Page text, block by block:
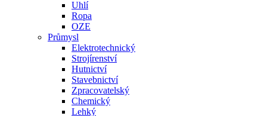
Uhlí
Ropa
OZE
Průmysl
Elektrotechnický
Strojírenství
Hutnictví
Stavebnictví
Zpracovatelský
Chemický
Lehký